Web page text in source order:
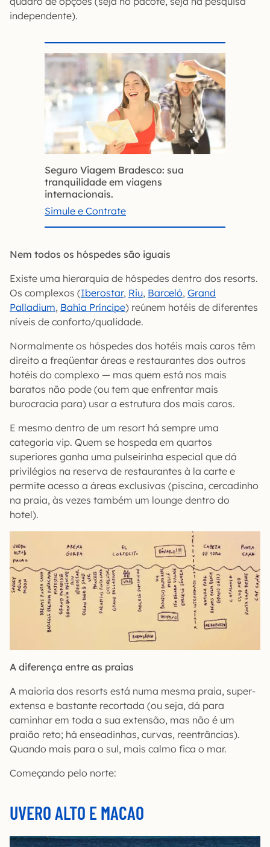
independente).
Seguro Viagem Bradesco: sua
tranquilidade em viagens
internacionais.
Simule e Contrate
Nem todos os hóspedes são iguais
Existe uma hierarquia de hóspedes dentro dos resorts.
Os complexos (Iberostar, Riu, Barceló, Grand
Palladium, Bahía Príncipe) reúnem hotéis de diferentes
níveis de conforto/qualidade.
Normalmente os hóspedes dos hotéis mais caros têm
direito a freqüentar áreas e restaurantes dos outros
hotéis do complexo — mas quem está nos mais
baratos não pode (ou tem que enfrentar mais
burocracia para) usar a estrutura dos mais caros.
E mesmo dentro de um resort há sempre uma
categoria vip. Quem se hospeda em quartos
superiores ganha uma pulseirinha especial que dá
privilégios na reserva de restaurantes à la carte e
permite acesso a áreas exclusivas (piscina, cercadinho
na praia, às vezes também um lounge dentro do
hotel).
A diferença entre as praias
A maioria dos resorts está numa mesma praia, super-
extensa e bastante recortada (ou seja, dá para
caminhar em toda a sua extensão, mas não é um
praião reto; há enseadinhas, curvas, reentrâncias).
Quando mais para o sul, mais calmo fica o mar.
Começando pelo norte:
UVERO ALTO E MACAO